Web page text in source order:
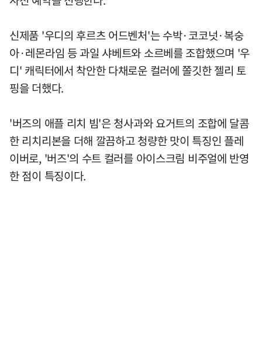
신제품 '우디의 후르츠 어드벤처'는 수박·코코넛·복숭
아·레몬라임 등 과일 샤베트와 소르베를 조합했으며 '우
디' 캐릭터에서 착안한 다채로운 컬러에 쫄깃한 젤리 토
핑을 더했다.
'버즈의 애플 리치 빔'은 청사과와 요거트의 조합에 달콤
한 리치리본을 더해 깔끔하고 청량한 맛이 특징인 플레
이버로, '버즈'의 수트 컬러를 아이스크림 비주얼에 반영
한 점이 특징이다.